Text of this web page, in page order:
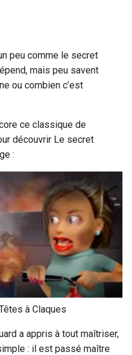
peu comme le secret
mais peu savent
ou combien c’est
ce classique de
découvrir Le secret
:
à Claques
a appris à tout maîtriser,
: il est passé maître